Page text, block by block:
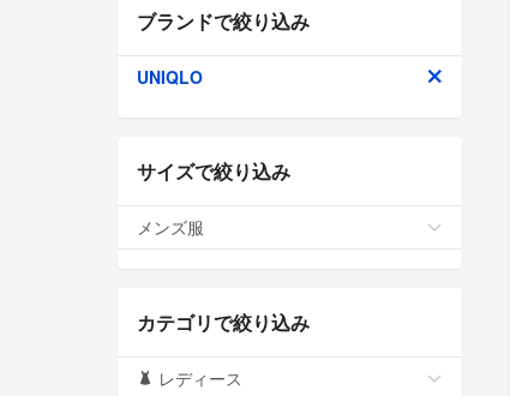
ブランドで絞り込み
UNIQLO
サイズで絞り込み
メンズ服
カテゴリで絞り込み
レディース